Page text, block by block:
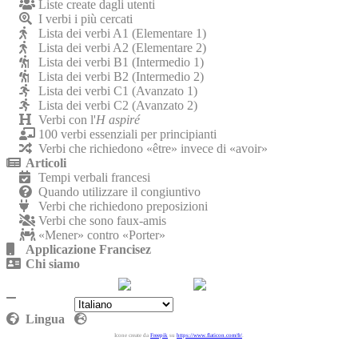
Liste create dagli utenti
I verbi i più cercati
Lista dei verbi A1 (Elementare 1)
Lista dei verbi A2 (Elementare 2)
Lista dei verbi B1 (Intermedio 1)
Lista dei verbi B2 (Intermedio 2)
Lista dei verbi C1 (Avanzato 1)
Lista dei verbi C2 (Avanzato 2)
Verbi con l'H aspiré
100 verbi essenziali per principianti
Verbi che richiedono «être» invece di «avoir»
Articoli
Tempi verbali francesi
Quando utilizzare il congiuntivo
Verbi che richiedono preposizioni
Verbi che sono faux-amis
«Mener» contro «Porter»
Applicazione Francisez
Chi siamo
Politica sulla riservatezza
Lingua
Icone create da Freepik su https://www.flaticon.com/fr/.